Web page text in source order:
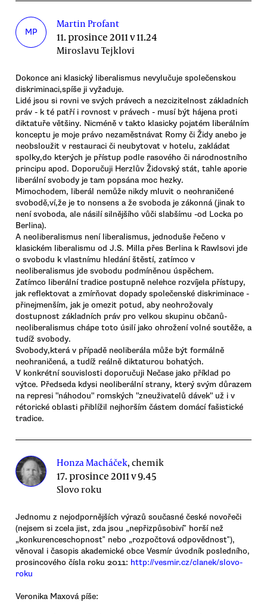
MP
Martin Profant
11. prosince 2011 v 11.24
Miroslavu Tejklovi
Dokonce ani klasický liberalismus nevylučuje společenskou
diskriminaci,spíše ji vyžaduje.
Lidé jsou si rovni ve svých právech a nezcizitelnost základních
práv - k té patří i rovnost v právech - musí být hájena proti
diktatuře většiny. Nicméně v takto klasicky pojatém liberálním
konceptu je moje právo nezaměstnávat Romy či Židy anebo je
neobsloužit v restauraci či neubytovat v hotelu, zakládat
spolky,do kterých je přístup podle rasového či národnostního
principu apod. Doporučuji Herzlův Židovský stát, tahle aporie
liberální svobody je tam popsána moc hezky.
Mimochodem, liberál nemůže nikdy mluvit o neohraničené
svobodě,ví,že je to nonsens a že svoboda je zákonná (jinak to
není svoboda, ale násilí silnějšího vůči slabšímu -od Locka po
Berlina).
A neoliberalismus není liberalismus, jednoduše řečeno v
klasickém liberalismu od J.S. Milla přes Berlina k Rawlsovi jde
o svobodu k vlastnímu hledání štěstí, zatímco v
neoliberalismus jde svobodu podmíněnou úspěchem.
Zatímco liberální tradice postupně nelehce rozvíjela přístupy,
jak reflektovat a zmírňovat dopady společenské diskriminace -
přinejmenším, jak je omezit potud, aby neohrožovaly
dostupnost základních práv pro velkou skupinu občanů-
neoliberalismus chápe toto úsilí jako ohrožení volné soutěže, a
tudíž svobody.
Svobody,která v případě neoliberála může být formálně
neohraničená, a tudíž reálně diktaturou bohatých.
V konkrétní souvislosti doporučuji Nečase jako příklad po
výtce. Předseda kdysi neoliberální strany, který svým důrazem
na represi "náhodou" romských "zneuživatelů dávek" už i v
rétorické oblasti přiblížil nejhorším částem domácí fašistické
tradice.
Honza Macháček, chemik
17. prosince 2011 v 9.45
Slovo roku
Jednomu z nejodpornějších výrazů současné české novořeči
(nejsem si zcela jist, zda jsou „nepřizpůsobiví‟ horší než
„konkurenceschopnost‟ nebo „rozpočtová odpovědnost‟),
věnoval i časopis akademické obce Vesmír úvodník posledního,
prosincového čísla roku 2011: http://vesmir.cz/clanek/slovo-
roku
Veronika Maxová píše: